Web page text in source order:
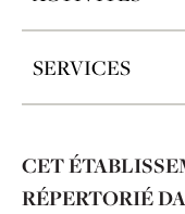
SERVICES
CET
RÉPERTORIÉ